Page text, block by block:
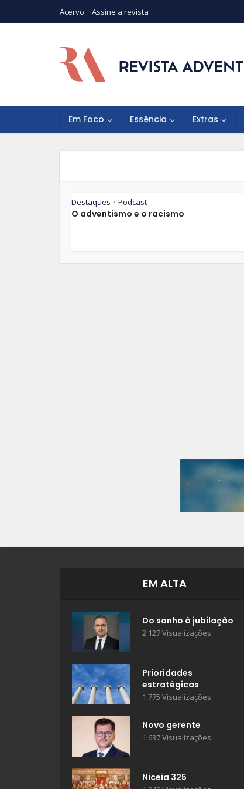
Acervo Assine a revista
Em Foco Essência Extras
Destaques • Podcast
O adventismo e o racismo
EM ALTA
Do sonho à jubilação
2.127 Visualizações
Prioridades
estratégicas
1.775 Visualizações
Novo gerente
1.637 Visualizações
Niceia 325